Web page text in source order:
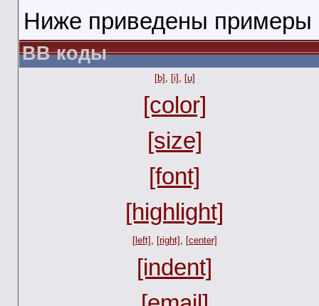
Ниже приведены примеры
BB коды
[b] , [i] , [u]
[color]
[size]
[font]
[highlight]
[left] , [right] , [center]
[indent]